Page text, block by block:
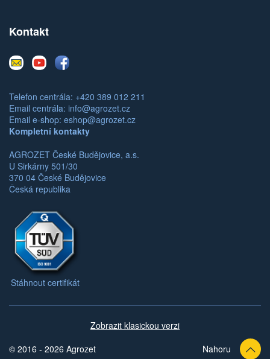
Kontakt
E-
mail
YoutubeFacebook
Telefon centrála: +420 389 012 211
Email centrála: info@agrozet.cz
Email e-shop: eshop@agrozet.cz
Kompletní kontakty
AGROZET České Budějovice, a.s.
U Sirkárny 501/30
370 04 České Budějovice
Česká republika
Stáhnout certifikát
Zobrazit klasickou verzi
© 2016 - 2026 Agrozet
Nahoru